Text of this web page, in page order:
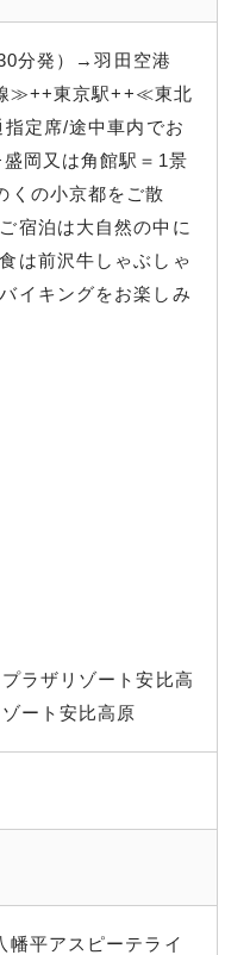
分発）→羽田空港
≫++東京駅++≪東北
定席/途中車内でお
岡又は角館駅＝1景
くの小京都をご散
泊は大自然の中に
は前沢牛しゃぶしゃ
イキングをお楽しみ
ラザリゾート安比高
ート安比高原
平アスピーテライ